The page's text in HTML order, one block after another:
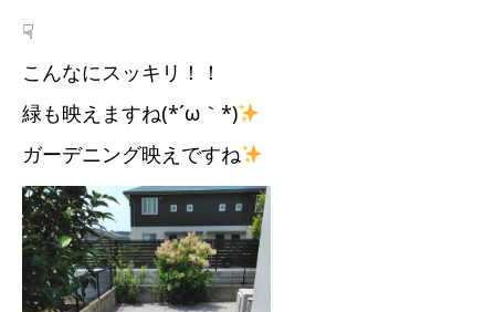
☟
こんなにスッキリ！！
緑も映えますね(*´ω｀*)
ガーデニング映えですね